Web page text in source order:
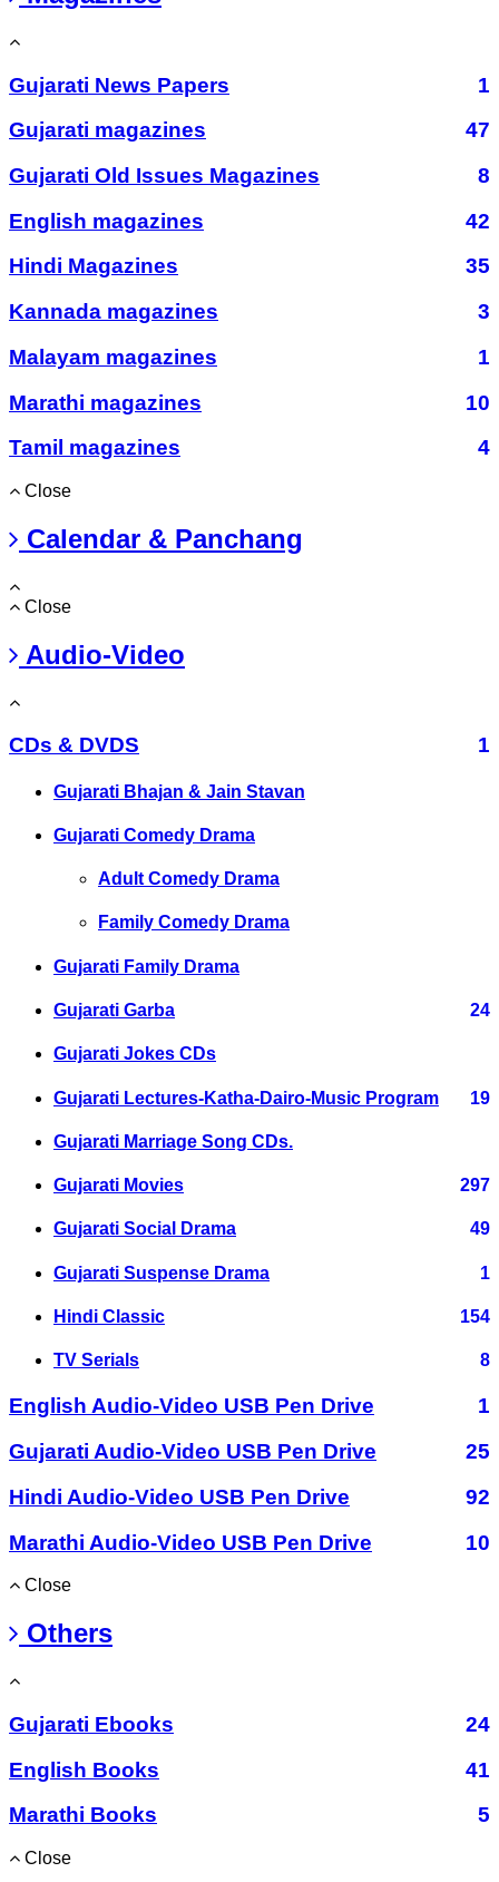
Gujarati News Papers
1
Gujarati magazines
47
Gujarati Old Issues Magazines
8
English magazines
42
Hindi Magazines
35
Kannada magazines
3
Malayam magazines
1
Marathi magazines
10
Tamil magazines
4
Close
Calendar & Panchang
Close
Audio-Video
CDs & DVDS 1
Gujarati Bhajan & Jain Stavan
Gujarati Comedy Drama
Adult Comedy Drama
Family Comedy Drama
Gujarati Family Drama
Gujarati Garba 24
Gujarati Jokes CDs
Gujarati Lectures-Katha-Dairo-Music Program 19
Gujarati Marriage Song CDs.
Gujarati Movies 297
Gujarati Social Drama 49
Gujarati Suspense Drama 1
Hindi Classic 154
TV Serials 8
English Audio-Video USB Pen Drive
1
Gujarati Audio-Video USB Pen Drive
25
Hindi Audio-Video USB Pen Drive
92
Marathi Audio-Video USB Pen Drive
10
Close
Others
Gujarati Ebooks
24
English Books
41
Marathi Books
5
Close